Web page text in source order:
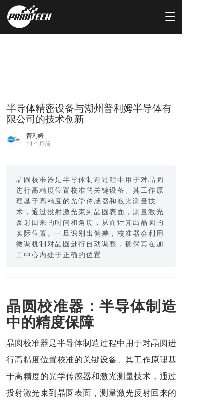
T
g
i
半导体精密设备与湖州普利姆半导体有
限公司的技术创新
普利姆
11个月前
晶圆校准器是半导体制造过程中用于对晶圆
进行高精度位置校准的关键设备。其工作原
理基于高精度的光学传感器和激光测量技
术，通过投射激光束到晶圆表面，测量激光
反射回来的时间和角度，从而计算出晶圆的
实际位置。一旦识别出偏差，校准器会利用
微调机制对晶圆进行自动调整，确保其在加
工中心内处于正确的位置
晶圆校准器：半导体制造
中的精度保障
晶圆校准器是半导体制造过程中用于对晶圆进
行高精度位置校准的关键设备。其工作原理基
于高精度的光学传感器和激光测量技术，通过
投射激光束到晶圆表面，测量激光反射回来的